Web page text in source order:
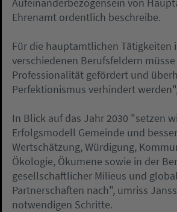
Ehrenamt ordentlich beschreibe.
Für die hauptamtlichen Tätigkeiten
verschiedenen Berufsfeldern
Professionalität gefördert und
Perfektionismus verhindert
In Blick auf das Jahr 2030 "setzen
Erfolgsmodell Gemeinde und
Wertschätzung, Würdigung,
Ökologie, Ökumene sowie in der
gesellschaftlicher Milieus und
Partnerschaften nach", umriss
notwendigen Schritte.